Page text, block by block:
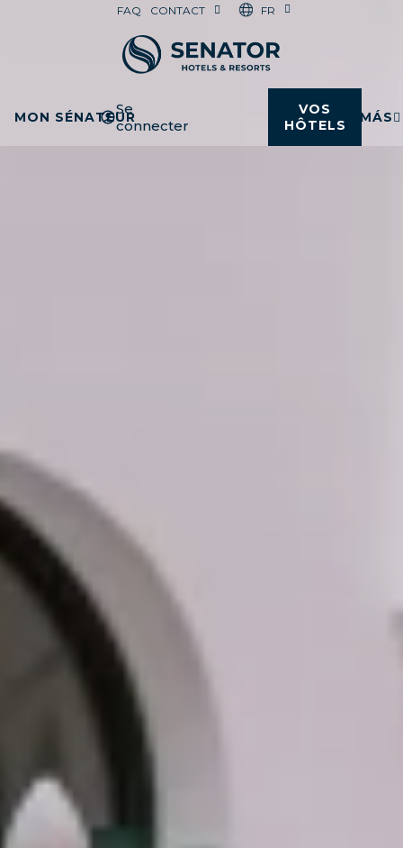
FAQ CONTACT FR
MON SÉNATEUR
Se
connecter
VOS
HÔTELS
MÁS